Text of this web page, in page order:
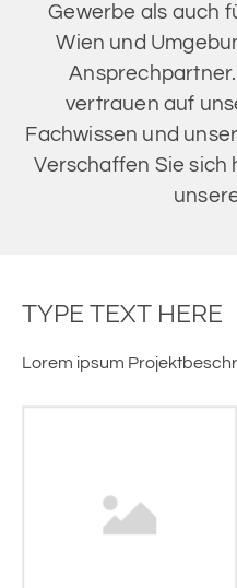
Gewerbe als auch
Wien und
vertrauen auf
Fachwissen und
Verschaffen Sie sich
TYPE TEXT HERE
Lorem ipsum